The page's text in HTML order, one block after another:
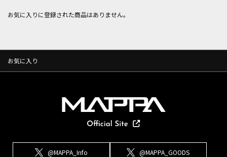
お気に入りに登録された商品はありません。
お気に入り
@MAPPA_Info @MAPPA_GOODS